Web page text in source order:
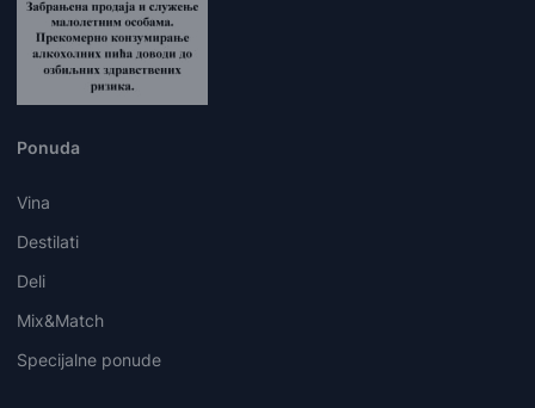
Ponuda
Vina
Destilati
Deli
Mix&Match
Specijalne ponude